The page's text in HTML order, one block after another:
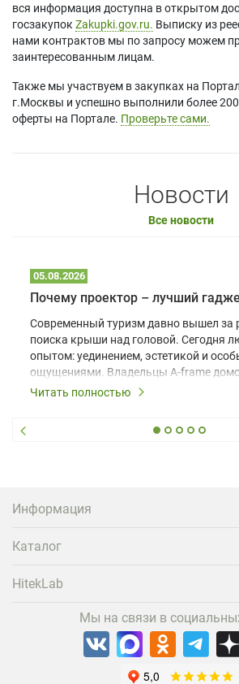
вся информация доступна в открытом
госзакупокZakupki.gov.ru. Выписку из
нами контрактов мы по запросу можем
заинтересованным лицам.
Также мы участвуем в закупках на
г.Москвы и успешно выполнили более
оферты на Портале. Проверьте сами.
Новости
Все новости
05.08.2026
Современный туризм давно вышел за
поиска крыши над головой. Сегодня
опытом: уединением, эстетикой и
ощущениями. Владельцы A-frame
шале понимают, что конкуренция
вернуться и поделиться
проектора.
Читать полностью
Информация
Каталог
HitekLab
Мы на связи в